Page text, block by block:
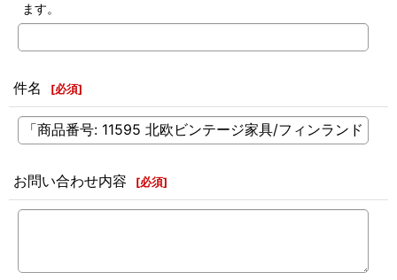
ます。
件名 [必須]
お問い合わせ内容 [必須]